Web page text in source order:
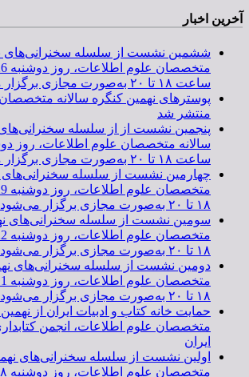
آخرین اخبار
ششمین نشست از سلسله سخنرانی‌های
ساعت ۱۸ تا ۲۰ به‌صورت مجازی برگزار می‌شود.
پوسترهای نهمین کنگره سالانه
منتشر شد
پنجمین نشست از از سلسله
ساعت ۱۸ تا ۲۰ به‌صورت مجازی برگزار می‌شود.
چهارمین نشست از سلسله سخنرانی‌های
۱۸ تا ۲۰ به‌صورت مجازی برگزار می‌شود.
سومین نشست از سلسله سخنرانی‌های
۱۸ تا ۲۰ به‌صورت مجازی برگزار می‌شود.
دومین نشست از سلسله سخنرانی‌های
۱۸ تا ۲۰ به‌صورت مجازی برگزار می‌شود.
حمایت خانه کتاب و ادبیات ایران از
متخصصان علوم اطلاعات، انجمن
ایران
اولین نشست از سلسله سخنرانی‌های